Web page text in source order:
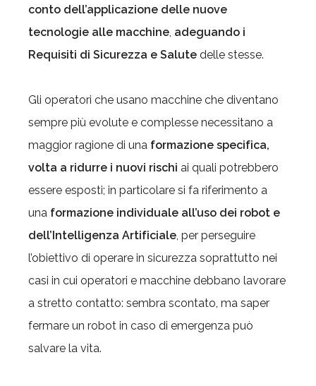
conto dell’applicazione delle nuove
tecnologie alle macchine, adeguando i
Requisiti di Sicurezza e Salute delle stesse.
Gli operatori che usano macchine che diventano
sempre più evolute e complesse necessitano a
maggior ragione di una formazione specifica,
volta a ridurre i nuovi rischi ai quali potrebbero
essere esposti; in particolare si fa riferimento a
una formazione individuale all’uso dei robot e
dell’Intelligenza Artificiale, per perseguire
l’obiettivo di operare in sicurezza soprattutto nei
casi in cui operatori e macchine debbano lavorare
a stretto contatto: sembra scontato, ma saper
fermare un robot in caso di emergenza può
salvare la vita.